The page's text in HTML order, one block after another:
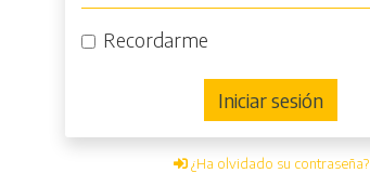
Recordarme
Iniciar sesión
¿Ha olvidado su contraseña?